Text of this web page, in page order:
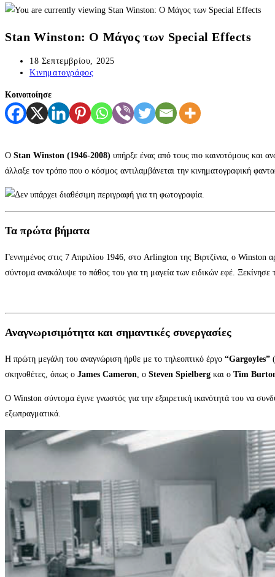
Stan Winston: Ο Μάγος των Special Effects
18 Σεπτεμβρίου, 2025
Κινηματογράφος
Κοινοποίησε
Ο Stan Winston (1946-2008) υπήρξε ένας από τους πιο καινοτόμους και
άλλαξε τον τρόπο που ο κόσμος αντιλαμβάνεται την κινηματογραφική
Τα πρώτα βήματα
Γεννημένος στις 7 Απριλίου 1946, στο Arlington της Βιρτζίνια, ο Winston
σύντομα ανακάλυψε το πάθος του για τη μαγεία των ειδικών εφέ.
Αναγνωρισιμότητα και σημαντικές συνεργασίες
Η πρώτη μεγάλη του αναγνώριση ήρθε με το τηλεοπτικό έργο “Gargoyles”
σκηνοθέτες, όπως ο James Cameron, ο Steven Spielberg και ο Tim
Ο Winston σύντομα έγινε γνωστός για την εξαιρετική ικανότητά του να
εξωπραγματικά.